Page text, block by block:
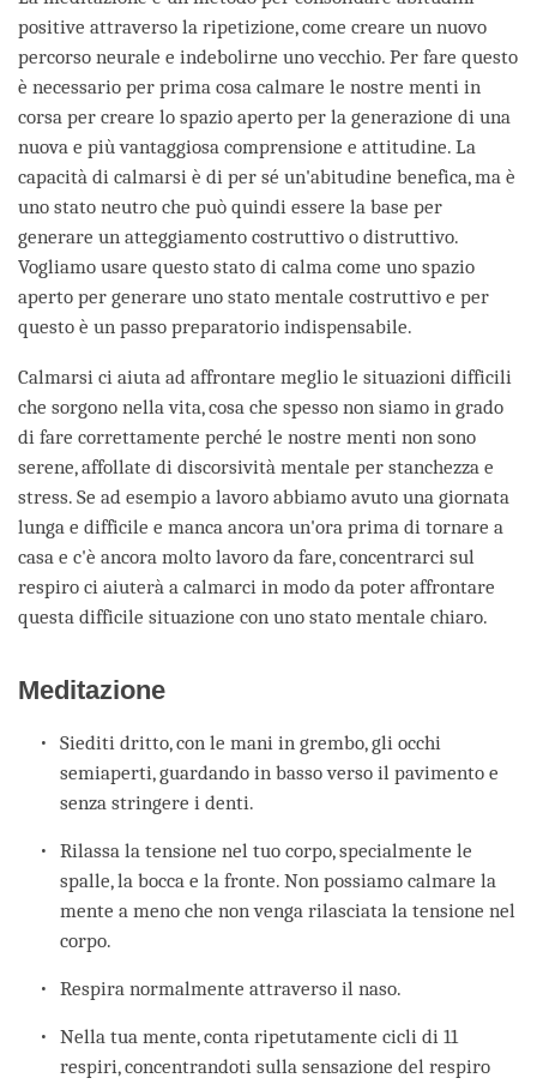
positive attraverso la ripetizione, come creare un nuovo
percorso neurale e indebolirne uno vecchio. Per fare questo
è necessario per prima cosa calmare le nostre menti in
corsa per creare lo spazio aperto per la generazione di una
nuova e più vantaggiosa comprensione e attitudine. La
capacità di calmarsi è di per sé un'abitudine benefica, ma è
uno stato neutro che può quindi essere la base per
generare un atteggiamento costruttivo o distruttivo.
Vogliamo usare questo stato di calma come uno spazio
aperto per generare uno stato mentale costruttivo e per
questo è un passo preparatorio indispensabile.
Calmarsi ci aiuta ad affrontare meglio le situazioni difficili
che sorgono nella vita, cosa che spesso non siamo in grado
di fare correttamente perché le nostre menti non sono
serene, affollate di discorsività mentale per stanchezza e
stress. Se ad esempio a lavoro abbiamo avuto una giornata
lunga e difficile e manca ancora un'ora prima di tornare a
casa e c'è ancora molto lavoro da fare, concentrarci sul
respiro ci aiuterà a calmarci in modo da poter affrontare
questa difficile situazione con uno stato mentale chiaro.
Meditazione
Siediti dritto, con le mani in grembo, gli occhi
semiaperti, guardando in basso verso il pavimento e
senza stringere i denti.
Rilassa la tensione nel tuo corpo, specialmente le
spalle, la bocca e la fronte. Non possiamo calmare la
mente a meno che non venga rilasciata la tensione nel
corpo.
Respira normalmente attraverso il naso.
Nella tua mente, conta ripetutamente cicli di 11
respiri, concentrandoti sulla sensazione del respiro